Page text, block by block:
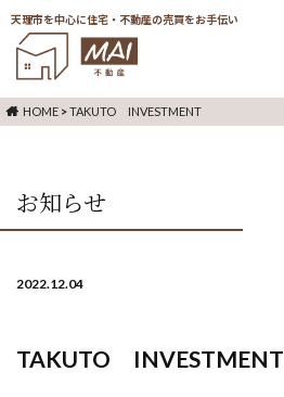
天理市を中心に住宅・不動産の売買をお手伝い
HOME >TAKUTO INVESTMENT
お知らせ
2022.12.04
TAKUTO INVESTMENT